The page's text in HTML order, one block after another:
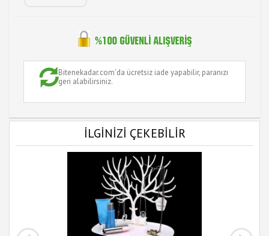
Bitenekadar.com'da ücretsiz iade yapabilir, paranızı
geri alabilirsiniz.
İLGİNİZİ ÇEKEBİLİR